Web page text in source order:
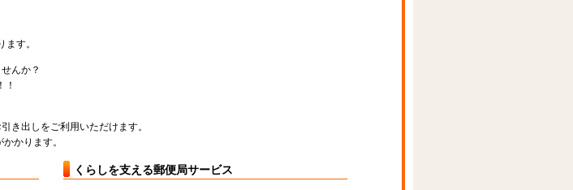
す。
んか？
き出しをご利用いただけます。
かります。
くらしを支える郵便局サービス